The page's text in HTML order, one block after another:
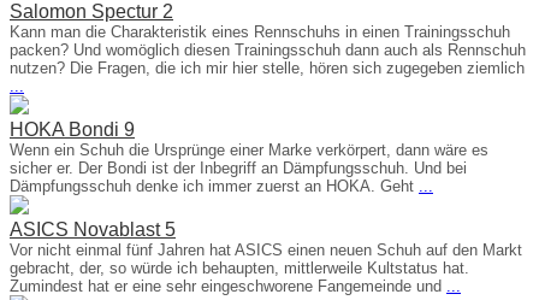
Salomon Spectur 2
Kann man die Charakteristik eines Rennschuhs in einen Trainingsschuh
packen? Und womöglich diesen Trainingsschuh dann auch als Rennschuh
nutzen? Die Fragen, die ich mir hier stelle, hören sich zugegeben ziemlich
...
HOKA Bondi 9
Wenn ein Schuh die Ursprünge einer Marke verkörpert, dann wäre es
sicher er. Der Bondi ist der Inbegriff an Dämpfungsschuh. Und bei
Dämpfungsschuh denke ich immer zuerst an HOKA. Geht ...
ASICS Novablast 5
Vor nicht einmal fünf Jahren hat ASICS einen neuen Schuh auf den Markt
gebracht, der, so würde ich behaupten, mittlerweile Kultstatus hat.
Zumindest hat er eine sehr eingeschworene Fangemeinde und ...